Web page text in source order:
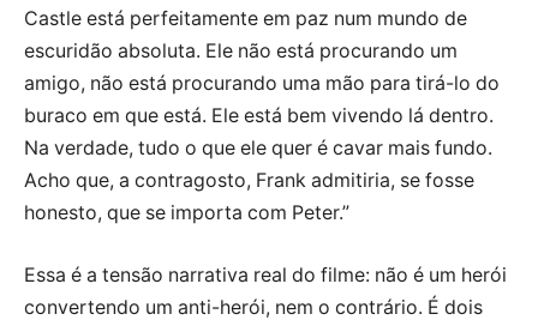
Castle está perfeitamente em paz num mundo de
escuridão absoluta. Ele não está procurando um
amigo, não está procurando uma mão para tirá-lo do
buraco em que está. Ele está bem vivendo lá dentro.
Na verdade, tudo o que ele quer é cavar mais fundo.
Acho que, a contragosto, Frank admitiria, se fosse
honesto, que se importa com Peter.”
Essa é a tensão narrativa real do filme: não é um herói
convertendo um anti-herói, nem o contrário. É dois